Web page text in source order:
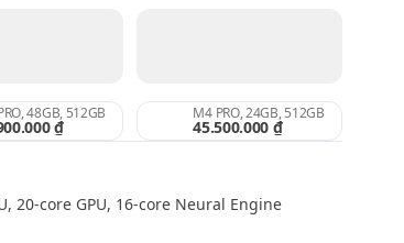
48GB, 512GB
₫
M4 PRO, 24GB, 512GB
45.500.000 ₫
20-core GPU, 16-core Neural Engine